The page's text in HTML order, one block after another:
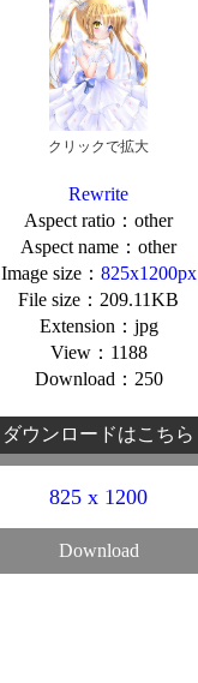
クリックで拡大
Rewrite
Aspect ratio：other
Aspect name：other
Image size： 825x1200px
File size：209.11KB
Extension：jpg
View：1188
Download：250
ダウンロードはこちら
825 x 1200
Download